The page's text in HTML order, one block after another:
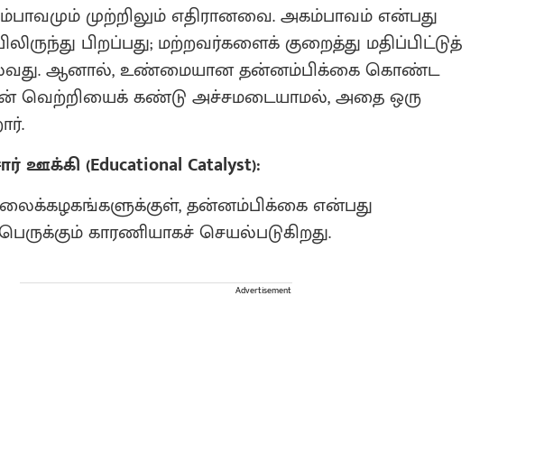
முற்றிலும் எதிரானவை. அகம்பாவம் என்பது
பிறப்பது; மற்றவர்களைக் குறைத்து மதிப்பிட்டுத்
ஆனால், உண்மையான தன்னம்பிக்கை கொண்ட
வெற்றியைக் கண்டு அச்சமடையாமல், அதை ஒரு
ஊக்கி (Educational Catalyst):
தன்னம்பிக்கை என்பது
காரணியாகச் செயல்படுகிறது.
Advertisement